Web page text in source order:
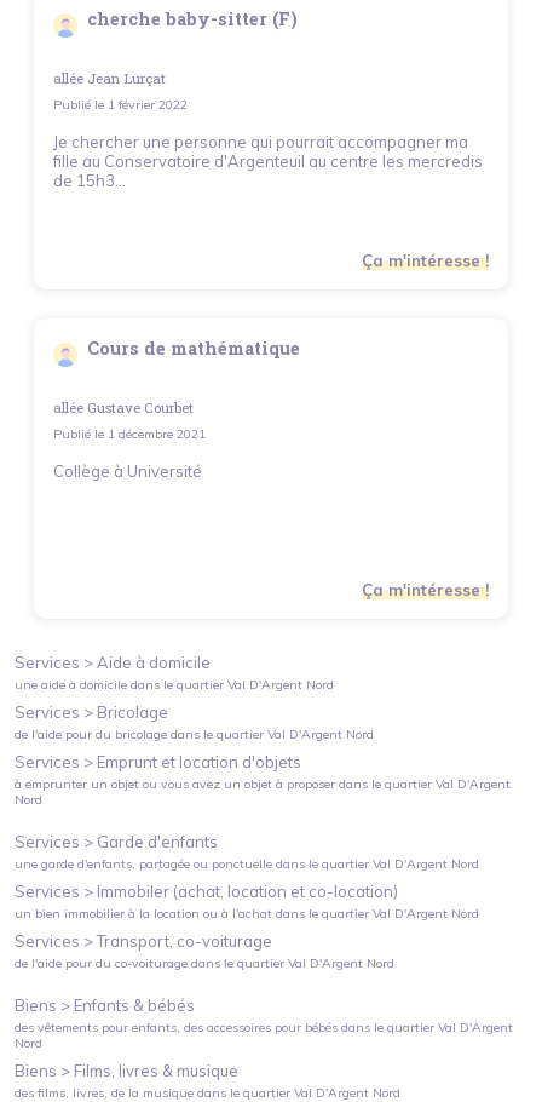
cherche baby-sitter (F)
allée Jean Lurçat
Publié le 1 février 2022
Je chercher une personne qui pourrait accompagner ma
fille au Conservatoire d'Argenteuil au centre les mercredis
de 15h3...
Ça m'intéresse !
Cours de mathématique
allée Gustave Courbet
Publié le 1 décembre 2021
Collège à Université
Ça m'intéresse !
Services > Aide à domicile
une aide à domicile dans le quartierVal D'Argent Nord
Services > Bricolage
de l'aide pour du bricolage dans le quartierVal D'Argent Nord
Services > Emprunt et location d'objets
à emprunter un objet ou vous avez un objet à proposer dans le quartierVal D'Argent
Nord
Services > Garde d'enfants
une garde d'enfants, partagée ou ponctuelle dans le quartierVal D'Argent Nord
Services > Immobiler (achat, location et co-location)
un bien immobilier à la location ou à l'achat dans le quartierVal D'Argent Nord
Services >Transport, co-voiturage
de l'aide pour du co-voiturage dans le quartierVal D'Argent Nord
Biens > Enfants & bébés
des vêtements pour enfants, des accessoires pour bébés dans le quartierVal D'Argent
Nord
Biens > Films, livres & musique
des films, livres, de la musique dans le quartierVal D'Argent Nord